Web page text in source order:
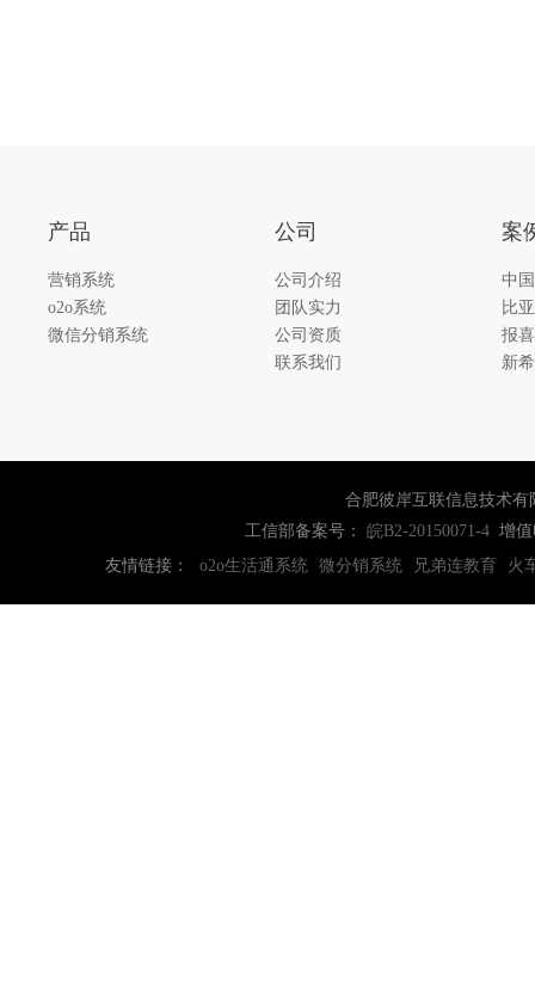
产品
营销系统
o2o系统
微信分销系统
公司
公司介绍
团队实力
公司资质
联系我们
案
中
比
报
新
合肥彼岸互联信息技术有
工信部备案号： 皖B2-20150071-4增值
友情链接：
o2o生活通系统 微分销系统 兄弟连教育 火